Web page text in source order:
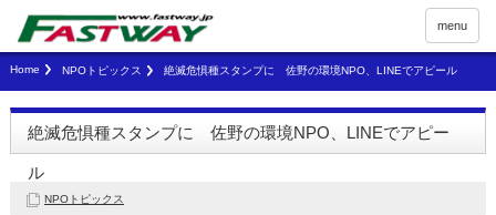
menu
Home NPOトピックス 絶滅危惧種スタンプに 佐野の環境NPO、LINEでアピール
絶滅危惧種スタンプに 佐野の環境NPO、LINEでアピー
ル
NPOトピックス